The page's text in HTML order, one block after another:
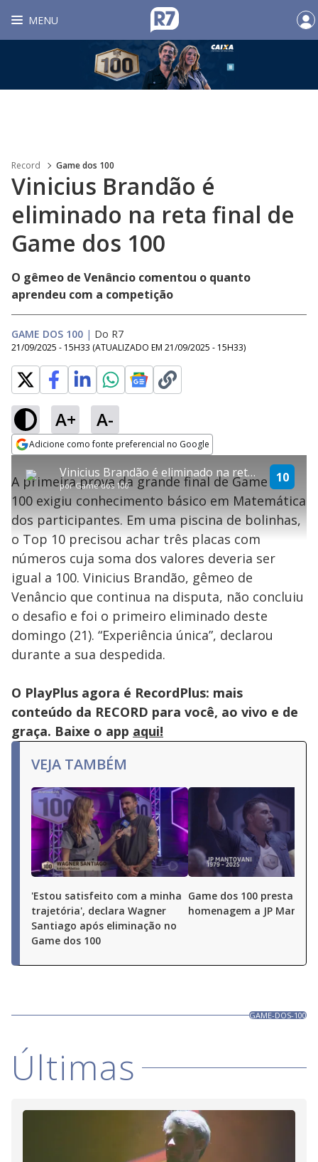
MENU
Record Game dos 100
Vinicius Brandão é
eliminado na reta final de
Game dos 100
O gêmeo de Venâncio comentou o quanto
aprendeu com a competição
GAME DOS 100 | Do R7
21/09/2025 - 15H33 (ATUALIZADO EM 21/09/2025 - 15H33)
A+ A-
Adicione como fonte preferencial no Google
a
modal
window.
modal
be
by
the
key
activating
the
close
button.
explore
Conteúdo bloqueado
Lamentamos, mas o vídeo que está tentando assisitr é de exibição
exclusiva em território brasileiro :-(
Vinicius Brandão é eliminado na reta final de Game dos 100
porGame dos 100
10
A primeira prova da grande final de Game dos
100 exigiu conhecimento básico em Matemática
dos participantes. Em uma piscina de bolinhas,
o Top 10 precisou achar três placas com
números cuja soma dos valores deveria ser
igual a 100. Vinicius Brandão, gêmeo de
Venâncio que continua na disputa, não concluiu
o desafio e foi o primeiro eliminado deste
domingo (21). “Experiência única”, declarou
durante a sua despedida.
O PlayPlus agora é RecordPlus: mais
conteúdo da RECORD para você, ao vivo e de
graça. Baixe o app aqui!
VEJA TAMBÉM
'Estou satisfeito com a minha
trajetória', declara Wagner
Santiago após eliminação no
Game dos 100
Game dos 100 presta
homenagem a JP
GAME-DOS-100
Últimas